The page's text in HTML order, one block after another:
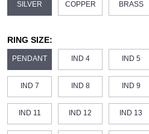
SILVER COPPER BRASS
RING SIZE:
PENDANT IND 4 IND 5
IND 7 IND 8 IND 9
IND 11 IND 12 IND 13